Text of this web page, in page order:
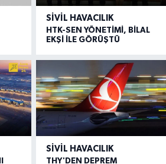
SIVIL HAVACILIK
HTK-SEN YÖNETİMİ, BİLAL
EKŞİ İLE GÖRÜŞTÜ
SIVIL HAVACILIK
THY'DEN DEPREM